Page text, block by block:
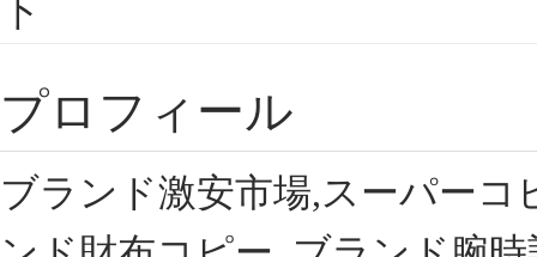
下
プロフィール
ブランド激安市場,スーパー